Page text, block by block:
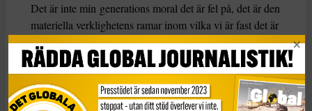
Det är inte min generations moral det är fel på, det är den
materiella verklighetens ramar inom vilka vi är fast det är
fel på. Det globala, nyliberala marknadssamhället måste
bytas ut mot mindre demokratiska samhällen, där ekologi
och mänskliga rättigheter är självklara grundpelare. Där
ingen behöver sälja sig för att betala hyran, då